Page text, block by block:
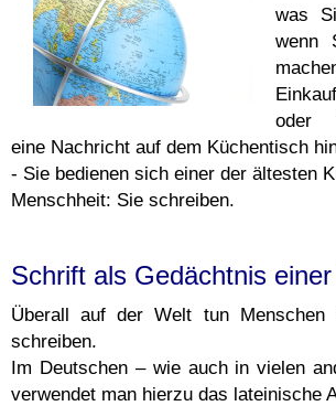
was
wenn
oder
eine Nachricht auf dem Küchentisch
- Sie bedienen sich einer der ältesten
Menschheit: Sie schreiben.
Schrift als Gedächtnis
Überall auf der Welt tun Menschen
schreiben.
Im Deutschen – wie auch in vielen
verwendet man hierzu das lateinische